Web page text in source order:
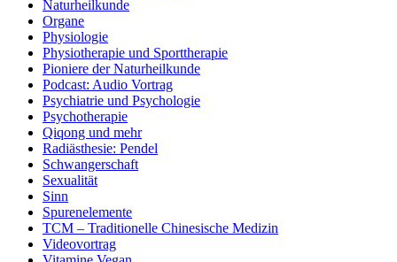
Naturheilkunde
Organe
Physiologie
Physiotherapie und Sporttherapie
Pioniere der Naturheilkunde
Podcast: Audio Vortrag
Psychiatrie und Psychologie
Psychotherapie
Qiqong und mehr
Radiästhesie: Pendel
Schwangerschaft
Sexualität
Sinn
Spurenelemente
TCM – Traditionelle Chinesische Medizin
Videovortrag